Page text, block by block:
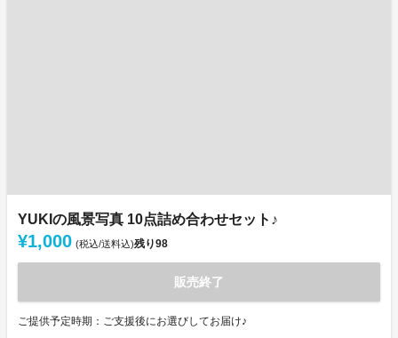
YUKIの風景写真 10点詰め合わせセット♪
¥1,000 (税込/送料込)残り98
販売終了
ご提供予定時期：ご支援後にお選びしてお届け♪